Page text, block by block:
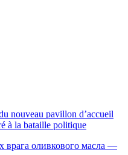
nouveau pavillon d’accueil
à la bataille politique
врага оливкового масла —